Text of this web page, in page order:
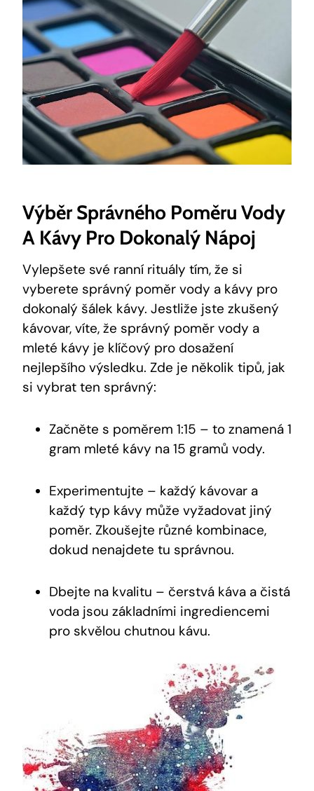
Výběr Správného Poměru Vody
A Kávy Pro Dokonalý Nápoj
Vylepšete své ranní rituály tím, že si
vyberete správný poměr vody a kávy pro
dokonalý šálek kávy. Jestliže jste zkušený
kávovar, víte, že správný poměr vody a
mleté kávy je klíčový pro dosažení
nejlepšího výsledku. Zde je několik tipů, jak
si vybrat ten správný:
Začněte s poměrem 1:15 – to znamená 1
gram mleté kávy na 15 gramů vody.
Experimentujte – každý kávovar a
každý typ kávy může vyžadovat jiný
poměr. Zkoušejte různé kombinace,
dokud nenajdete tu správnou.
Dbejte na kvalitu – čerstvá káva a čistá
voda jsou základními ingrediencemi
pro skvělou chutnou kávu.